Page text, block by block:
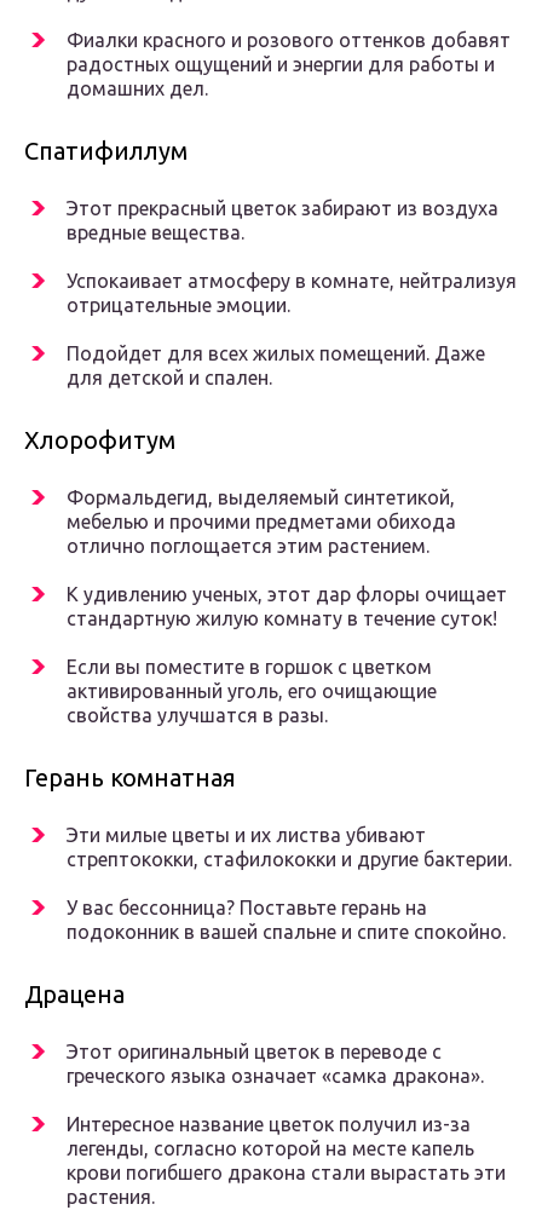
Фиалки красного и розового оттенков добавят
радостных ощущений и энергии для работы и
домашних дел.
Спатифиллум
Этот прекрасный цветок забирают из воздуха
вредные вещества.
Успокаивает атмосферу в комнате, нейтрализуя
отрицательные эмоции.
Подойдет для всех жилых помещений. Даже
для детской и спален.
Хлорофитум
Формальдегид, выделяемый синтетикой,
мебелью и прочими предметами обихода
отлично поглощается этим растением.
К удивлению ученых, этот дар флоры очищает
стандартную жилую комнату в течение суток!
Если вы поместите в горшок с цветком
активированный уголь, его очищающие
свойства улучшатся в разы.
Герань комнатная
Эти милые цветы и их листва убивают
стрептококки, стафилококки и другие бактерии.
У вас бессонница? Поставьте герань на
подоконник в вашей спальне и спите спокойно.
Драцена
Этот оригинальный цветок в переводе с
греческого языка означает «самка дракона».
Интересное название цветок получил из-за
легенды, согласно которой на месте капель
крови погибшего дракона стали вырастать эти
растения.